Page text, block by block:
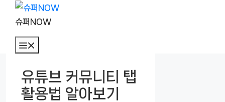
슈퍼NOW
유튜브 커뮤니티 탭
활용법 알아보기